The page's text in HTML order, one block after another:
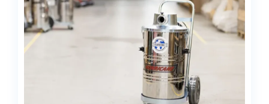
Meie kohta
Kontakt